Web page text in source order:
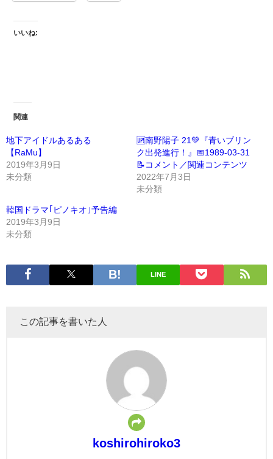
いいね:
関連
地下アイドルあるある
【RaMu】
2019年3月9日
未分類
🆙南野陽子 21💚『青いブリン
ク出発進行！』📅1989-03-31
📝コメント／関連コンテンツ
2022年7月3日
未分類
韓国ドラマ｢ピノキオ｣予告編
2019年3月9日
未分類
LINE
この記事を書いた人
koshirohiroko3